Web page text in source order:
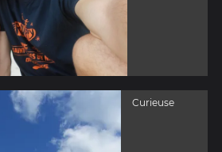
Curieuse